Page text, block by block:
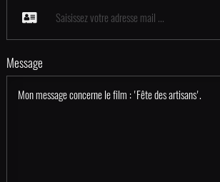
Message